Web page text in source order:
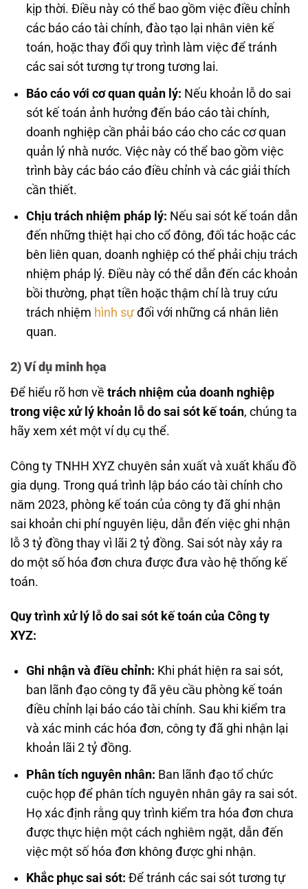
kịp thời. Điều này có thể bao gồm việc điều chỉnh
các báo cáo tài chính, đào tạo lại nhân viên kế
toán, hoặc thay đổi quy trình làm việc để tránh
các sai sót tương tự trong tương lai.
Báo cáo với cơ quan quản lý: Nếu khoản lỗ do sai
sót kế toán ảnh hưởng đến báo cáo tài chính,
doanh nghiệp cần phải báo cáo cho các cơ quan
quản lý nhà nước. Việc này có thể bao gồm việc
trình bày các báo cáo điều chỉnh và các giải thích
cần thiết.
Chịu trách nhiệm pháp lý: Nếu sai sót kế toán dẫn
đến những thiệt hại cho cổ đông, đối tác hoặc các
bên liên quan, doanh nghiệp có thể phải chịu trách
nhiệm pháp lý. Điều này có thể dẫn đến các khoản
bồi thường, phạt tiền hoặc thậm chí là truy cứu
trách nhiệm hình sựđối với những cá nhân liên
quan.
2) Ví dụ minh họa
Để hiểu rõ hơn về trách nhiệm của doanh nghiệp
trong việc xử lý khoản lỗ do sai sót kế toán, chúng ta
hãy xem xét một ví dụ cụ thể.
Công ty TNHH XYZ chuyên sản xuất và xuất khẩu đồ
gia dụng. Trong quá trình lập báo cáo tài chính cho
năm 2023, phòng kế toán của công ty đã ghi nhận
sai khoản chi phí nguyên liệu, dẫn đến việc ghi nhận
lỗ 3 tỷ đồng thay vì lãi 2 tỷ đồng. Sai sót này xảy ra
do một số hóa đơn chưa được đưa vào hệ thống kế
toán.
Quy trình xử lý lỗ do sai sót kế toán của Công ty
XYZ:
Ghi nhận và điều chỉnh: Khi phát hiện ra sai sót,
ban lãnh đạo công ty đã yêu cầu phòng kế toán
điều chỉnh lại báo cáo tài chính. Sau khi kiểm tra
và xác minh các hóa đơn, công ty đã ghi nhận lại
khoản lãi 2 tỷ đồng.
Phân tích nguyên nhân: Ban lãnh đạo tổ chức
cuộc họp để phân tích nguyên nhân gây ra sai sót.
Họ xác định rằng quy trình kiểm tra hóa đơn chưa
được thực hiện một cách nghiêm ngặt, dẫn đến
việc một số hóa đơn không được ghi nhận.
Khắc phục sai sót: Để tránh các sai sót tương tự